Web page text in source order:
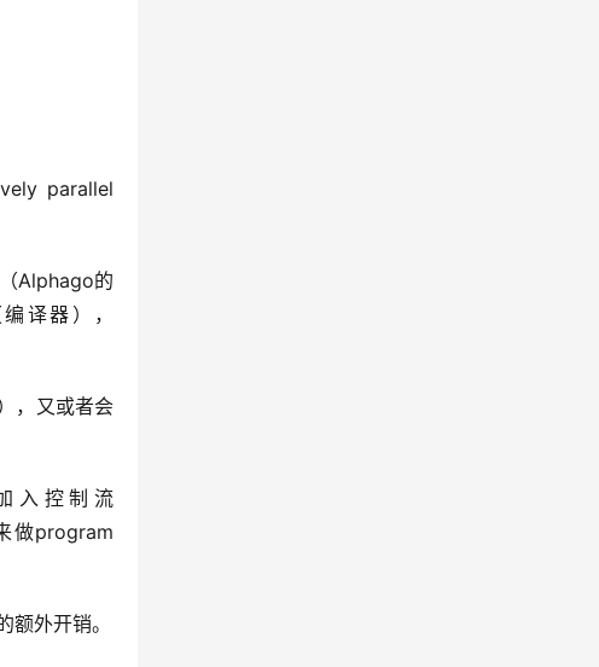
parallel
Alphago的
译器），
，又或者会
入控制流
做program
外开销。